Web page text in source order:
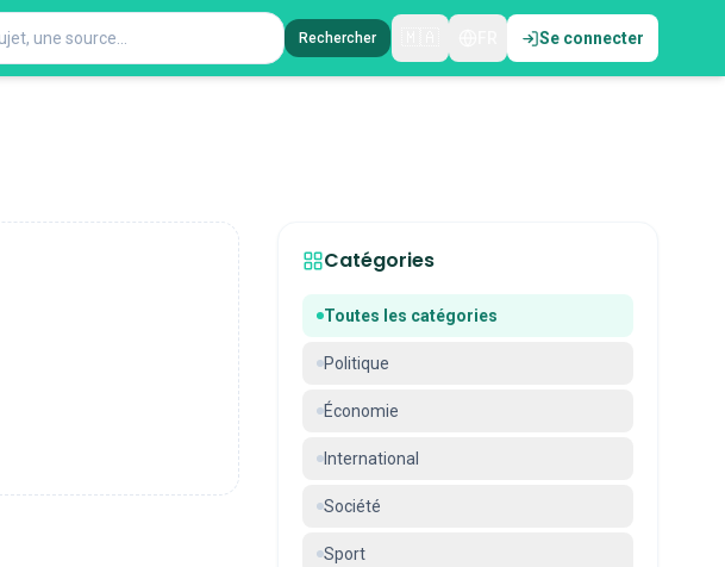
Rechercher Se connecter
Catégories
Toutes les catégories
Politique
Économie
International
Société
Sport